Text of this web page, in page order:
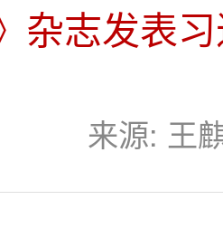
杂志发表
来源: 王